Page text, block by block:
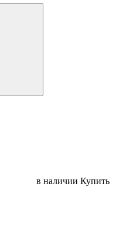
в наличии Купить